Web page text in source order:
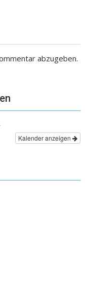
abzugeben.
Kalender anzeigen